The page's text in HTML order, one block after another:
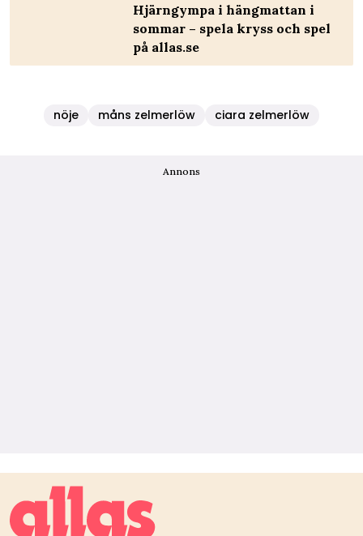
Hjärngympa i hängmattan i
sommar – spela kryss och spel
på allas.se
nöje måns zelmerlöw ciara zelmerlöw
Annons